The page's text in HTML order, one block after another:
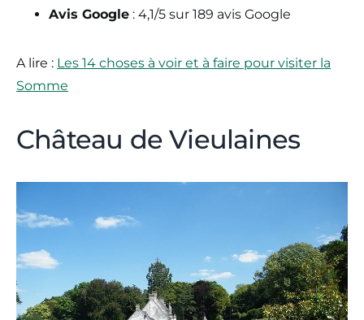
Avis Google : 4,1/5 sur 189 avis Google
A lire : Les 14 choses à voir et à faire pour visiter la
Somme
Château de Vieulaines